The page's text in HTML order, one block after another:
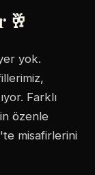
🥂
yok.
Farklı
özenle
misafirlerini